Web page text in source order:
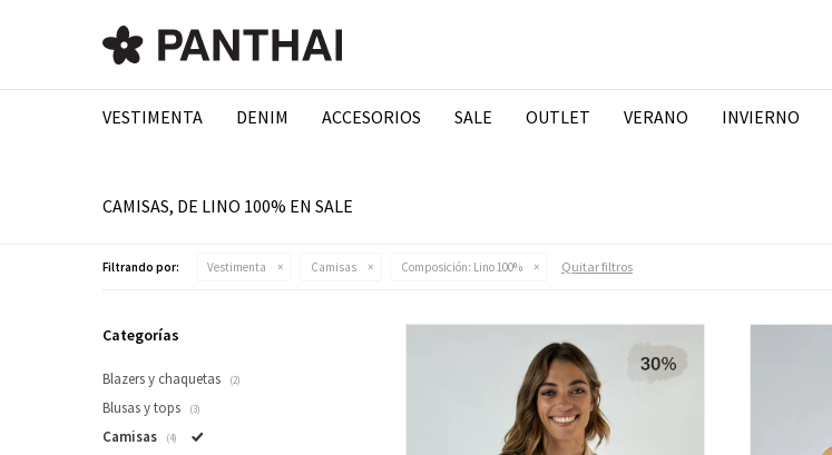
VESTIMENTA DENIM ACCESORIOS SALE OUTLET VERANO INVIERNO
CAMISAS, DE LINO 100% EN SALE
Filtrando por: Vestimenta Camisas Composición: Lino 100% Quitar filtros
Categorías
Blazers y chaquetas (2)
Blusas y tops (3)
Camisas (4)